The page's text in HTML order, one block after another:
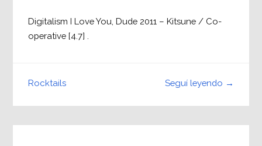
Digitalism I Love You, Dude 2011 – Kitsune / Co-
operative [4.7] .
Seguí leyendo →
Rocktails